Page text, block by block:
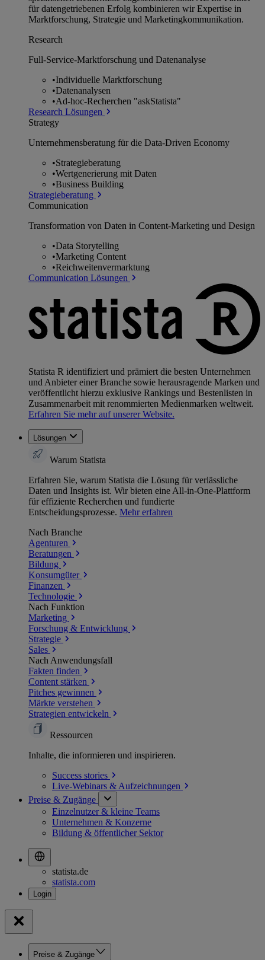
für datengetriebenen Erfolg kombinieren wir Expertise in
Marktforschung, Strategie und Marketingkommunikation.
Research
Full-Service-Marktforschung und Datenanalyse
•Individuelle Marktforschung
•Datenanalysen
•Ad-hoc-Recherchen "askStatista"
Research Lösungen
Strategy
Unternehmens­beratung für die Data-Driven Economy
•Strategieberatung
•Wertgenerierung mit Daten
•Business Building
Strategieberatung
Communication
Transformation von Daten in Content-Marketing und Design
•Data Storytelling
•Marketing Content
•Reichweitenvermarktung
Communication Lösungen
Statista R identifiziert und prämiert die besten Unternehmen
und Anbieter einer Branche sowie herausragende Marken und
veröffentlicht hierzu exklusive Rankings und Bestenlisten in
Zusammenarbeit mit renommierten Medienmarken weltweit.
Erfahren Sie mehr auf unserer Website.
Lösungen
Warum Statista
Erfahren Sie, warum Statista die Lösung für verlässliche
Daten und Insights ist. Wir bieten eine All-in-One-Plattform
für effiziente Recherchen und fundierte
Entscheidungsprozesse. Mehr erfahren
Nach Branche
Agenturen
Beratungen
Bildung
Konsumgüter
Finanzen
Technologie
Nach Funktion
Marketing
Forschung & Entwicklung
Strategie
Sales
Nach Anwendungsfall
Fakten finden
Content stärken
Pitches gewinnen
Märkte verstehen
Strategien entwickeln
Ressourcen
Inhalte, die informieren und inspirieren.
Success stories
Live-Webinars & Aufzeichnungen
Preise & Zugänge
Einzelnutzer & kleine Teams
Unternehmen & Konzerne
Bildung & öffentlicher Sektor
statista.de
statista.com
Preise & Zugänge